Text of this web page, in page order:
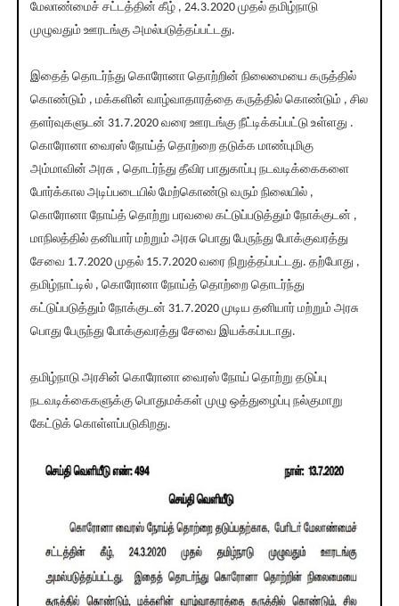
மேலாண்மைச் சட்டத்தின் கீழ் , 24.3.2020 முதல் தமிழ்நாடு
முழுவதும் ஊரடங்கு அமல்படுத்தப்பட்டது.
இதைத் தொடர்ந்து கொரோனா தொற்றின் நிலைமையை கருத்தில்
கொண்டும் , மக்களின் வாழ்வாதாரத்தை கருத்தில் கொண்டும் , சில
தளர்வுகளுடன் 31.7.2020 வரை ஊரடங்கு நீட்டிக்கப்பட்டு உள்ளது .
கொரோனா வைரஸ் நோய்த் தொற்றை தடுக்க மாண்புமிகு
அம்மாவின் அரசு , தொடர்ந்து தீவிர பாதுகாப்பு நடவடிக்கைகளை
போர்க்கால அடிப்படையில் மேற்கொண்டு வரும் நிலையில் ,
கொரோனா நோய்த் தொற்று பரவலை கட்டுப்படுத்தும் நோக்குடன் ,
மாநிலத்தில் தனியார் மற்றும் அரசு பொது பேருந்து போக்குவரத்து
சேவை 1.7.2020 முதல் 15.7.2020 வரை நிறுத்தப்பட்டது. தற்போது ,
தமிழ்நாட்டில் , கொரோனா நோய்த் தொற்றை தொடர்ந்து
கட்டுப்படுத்தும் நோக்குடன் 31.7.2020 முடிய தனியார் மற்றும் அரசு
பொது பேருந்து போக்குவரத்து சேவை இயக்கப்படாது.
தமிழ்நாடு அரசின் கொரோனா வைரஸ் நோய் தொற்று தடுப்பு
நடவடிக்கைகளுக்கு பொதுமக்கள் முழு ஒத்துழைப்பு நல்குமாறு
கேட்டுக் கொள்ளப்படுகிறது.